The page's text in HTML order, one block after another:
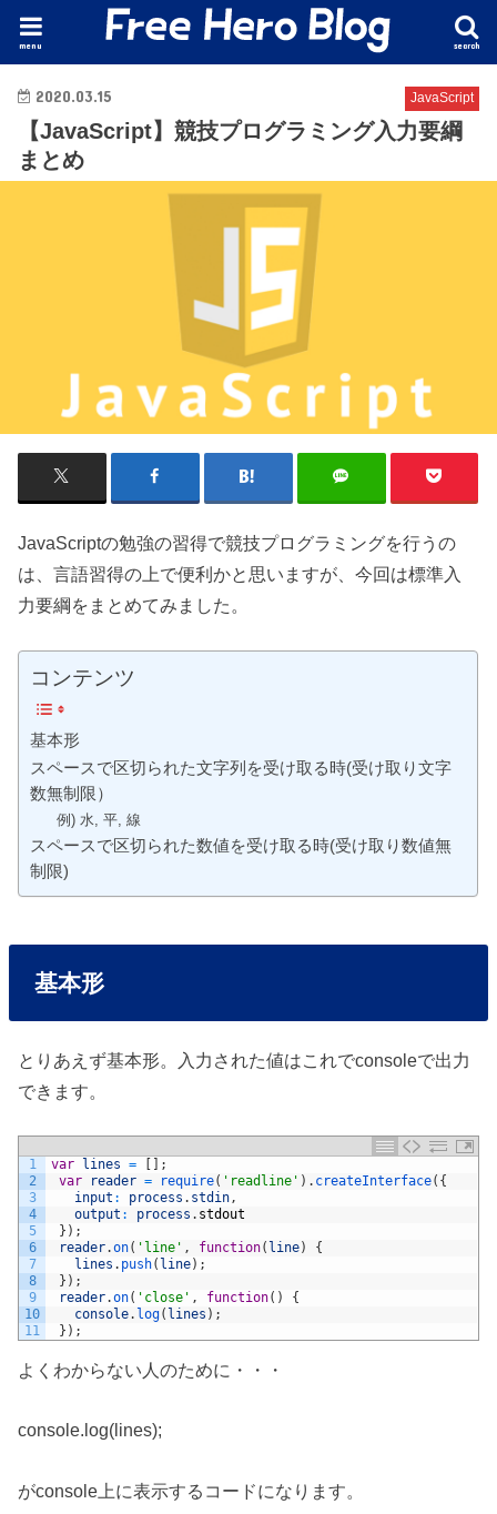
search
menu
JavaScript
2020.03.15
【JavaScript】競技プログラミング入力要綱
まとめ
JavaScriptの勉強の習得で競技プログラミングを行うの
は、言語習得の上で便利かと思いますが、今回は標準入
力要綱をまとめてみました。
コンテンツ
基本形
スペースで区切られた文字列を受け取る時(受け取り文字
数無制限）
例) 水, 平, 線
スペースで区切られた数値を受け取る時(受け取り数値無
制限)
基本形
とりあえず基本形。入力された値はこれでconsoleで出力
できます。
1
2
3
4
5
6
7
8
9
10
11
var lines =
;
var
reader = require( 'readline' ) . createInterface( {
input : process . stdin,
output : process . stdout
} ) ;
reader.on( 'line' , function( line)
{
lines . push( line) ;
} ) ;
reader.on( 'close' , function( )
{
console. log( lines ) ;
} ) ;
よくわからない人のために・・・
console.log(lines);
がconsole上に表示するコードになります。